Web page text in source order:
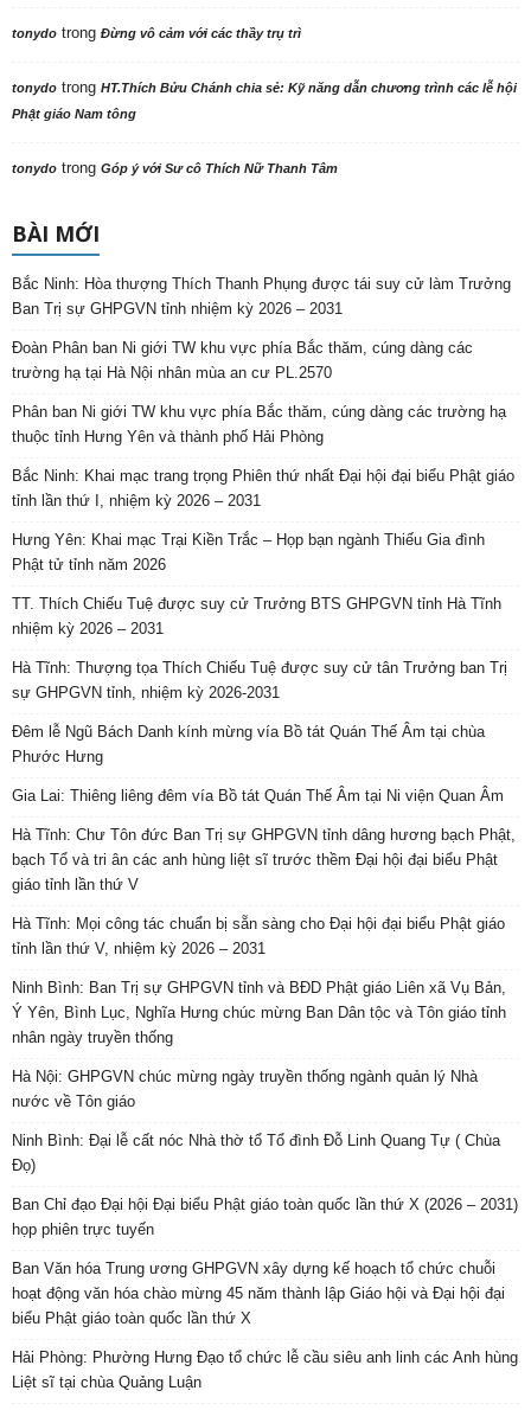
tonydo trong Đừng vô cảm với các thầy trụ trì
tonydo trong HT.Thích Bửu Chánh chia sẻ: Kỹ năng dẫn chương trình các lễ hội
Phật giáo Nam tông
tonydo trong Góp ý với Sư cô Thích Nữ Thanh Tâm
BÀI MỚI
Bắc Ninh: Hòa thượng Thích Thanh Phụng được tái suy cử làm Trưởng
Ban Trị sự GHPGVN tỉnh nhiệm kỳ 2026 – 2031
Đoàn Phân ban Ni giới TW khu vực phía Bắc thăm, cúng dàng các
trường hạ tại Hà Nội nhân mùa an cư PL.2570
Phân ban Ni giới TW khu vực phía Bắc thăm, cúng dàng các trường hạ
thuộc tỉnh Hưng Yên và thành phố Hải Phòng
Bắc Ninh: Khai mạc trang trọng Phiên thứ nhất Đại hội đại biểu Phật giáo
tỉnh lần thứ I, nhiệm kỳ 2026 – 2031
Hưng Yên: Khai mạc Trại Kiền Trắc – Họp bạn ngành Thiếu Gia đình
Phật tử tỉnh năm 2026
TT. Thích Chiếu Tuệ được suy cử Trưởng BTS GHPGVN tỉnh Hà Tĩnh
nhiệm kỳ 2026 – 2031
Hà Tĩnh: Thượng tọa Thích Chiếu Tuệ được suy cử tân Trưởng ban Trị
sự GHPGVN tỉnh, nhiệm kỳ 2026-2031
Đêm lễ Ngũ Bách Danh kính mừng vía Bồ tát Quán Thế Âm tại chùa
Phước Hưng
Gia Lai: Thiêng liêng đêm vía Bồ tát Quán Thế Âm tại Ni viện Quan Âm
Hà Tĩnh: Chư Tôn đức Ban Trị sự GHPGVN tỉnh dâng hương bạch Phật,
bạch Tổ và tri ân các anh hùng liệt sĩ trước thềm Đại hội đại biểu Phật
giáo tỉnh lần thứ V
Hà Tĩnh: Mọi công tác chuẩn bị sẵn sàng cho Đại hội đại biểu Phật giáo
tỉnh lần thứ V, nhiệm kỳ 2026 – 2031
Ninh Bình: Ban Trị sự GHPGVN tỉnh và BĐD Phật giáo Liên xã Vụ Bản,
Ý Yên, Bình Lục, Nghĩa Hưng chúc mừng Ban Dân tộc và Tôn giáo tỉnh
nhân ngày truyền thống
Hà Nội: GHPGVN chúc mừng ngày truyền thống ngành quản lý Nhà
nước về Tôn giáo
Ninh Bình: Đại lễ cất nóc Nhà thờ tổ Tổ đình Đỗ Linh Quang Tự ( Chùa
Đọ)
Ban Chỉ đạo Đại hội Đại biểu Phật giáo toàn quốc lần thứ X (2026 – 2031)
họp phiên trực tuyến
Ban Văn hóa Trung ương GHPGVN xây dựng kế hoạch tổ chức chuỗi
hoạt động văn hóa chào mừng 45 năm thành lập Giáo hội và Đại hội đại
biểu Phật giáo toàn quốc lần thứ X
Hải Phòng: Phường Hưng Đạo tổ chức lễ cầu siêu anh linh các Anh hùng
Liệt sĩ tại chùa Quảng Luận